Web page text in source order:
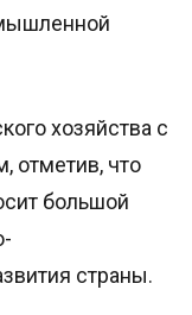
хозяйства с
отметив, что
большой
страны.